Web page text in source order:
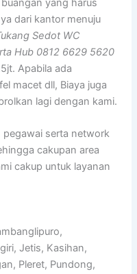
yang harus
dari kantor menuju
Sedot WC
Hub 0812 6629 5620
Apabila ada
macet dll, Biaya juga
lagi dengan kami.
pegawai serta network
cakupan area
cakup untuk layanan
Jetis, Kasihan,
Pleret, Pundong,